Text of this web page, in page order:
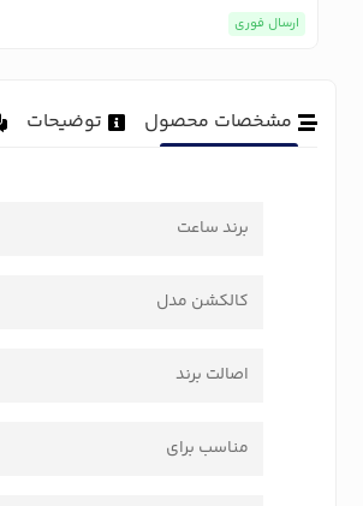
ارسال فوری
مشخصات محصول توضیحات
برند ساعت
کالکشن مدل
اصالت برند
مناسب برای